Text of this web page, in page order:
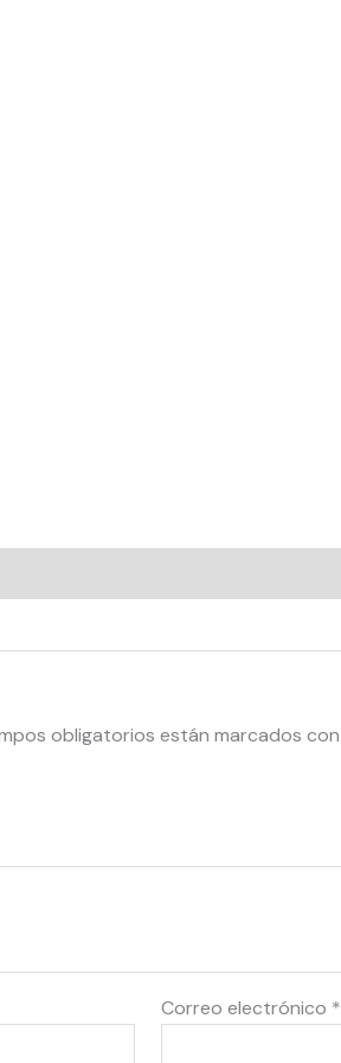
obligatorios están marcados con
Correo electrónico *